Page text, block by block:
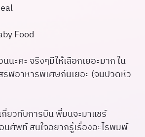
Food
นะคะ จริงๆมีให้เลือกเยอะมาก ใน
ริฟอาหารพิเศษกันเยอะ (จนปวดหัว
ยวกับการบิน พี่มนจะมาแชร์
ศัพท์ สนใจอยากรู้เรื่องอะไรพิมพ์